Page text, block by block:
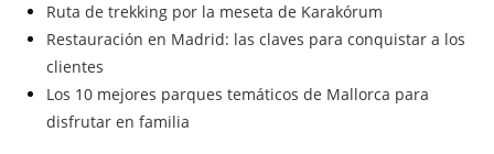
Ruta de trekking por la meseta de Karakórum
Restauración en Madrid: las claves para conquistar a los
clientes
Los 10 mejores parques temáticos de Mallorca para
disfrutar en familia